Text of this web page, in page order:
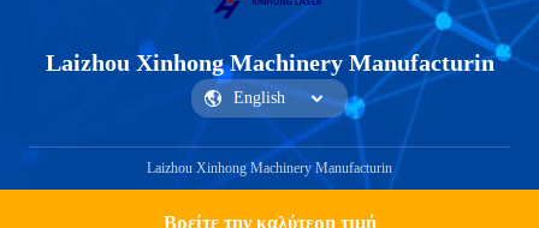
Βρείτε την καλύτερη τιμή
Laizhou Xinhong Machinery Manufacturin
Laizhou Xinhong Machinery Manufacturin